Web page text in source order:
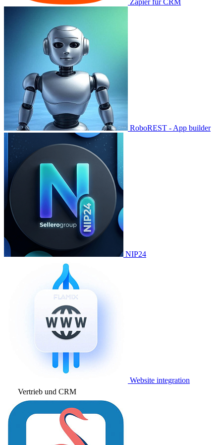
Zapier für CRM
RoboREST - App builder
NIP24
Website integration
Vertrieb und CRM